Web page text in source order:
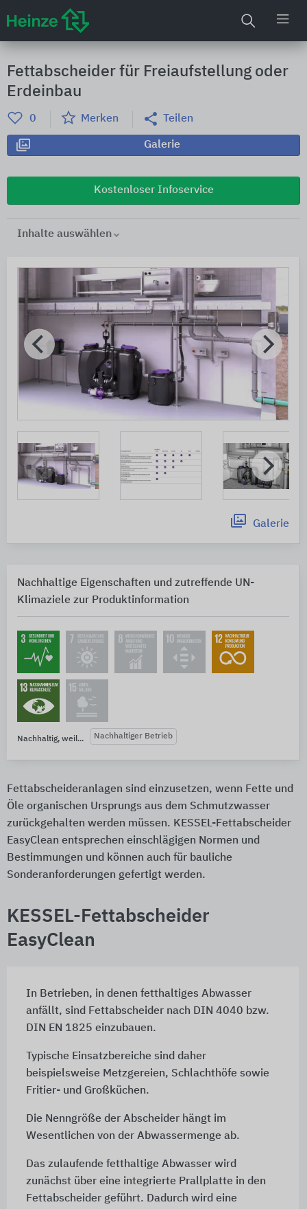
Fettabscheider ​​für Freiaufstellung oder
Erdeinbau
0 Merken Teilen
Galerie
Kostenloser Infoservice
Inhalte auswählen
Galerie
Nachhaltige Eigenschaften und zutreffende UN-
Klimaziele zur Produktinformation
Nachhaltig, weil... Nachhaltiger Betrieb
Fettabscheideranlagen sind einzusetzen, wenn Fette und
Öle organischen Ursprungs aus dem Schmutzwasser
zurückgehalten werden müssen. KESSEL-Fettabscheider
EasyClean entsprechen einschlägigen Normen und
Bestimmungen und können auch für bauliche
Sonderanforderungen gefertigt werden.
KESSEL-Fettabscheider
EasyClean
In Betrieben, in denen fetthaltiges Abwasser
anfällt, sind Fettabscheider nach DIN 4040 bzw.
DIN EN 1825 einzubauen.
Typische Einsatzbereiche sind daher
beispielsweise Metzgereien, Schlachthöfe sowie
Fritier- und Großküchen.
Die Nenngröße der Abscheider hängt im
Wesentlichen von der Abwassermenge ab.
Das zulaufende fetthaltige Abwasser wird
zunächst über eine integrierte Prallplatte in den
Fettabscheider geführt. Dadurch wird eine